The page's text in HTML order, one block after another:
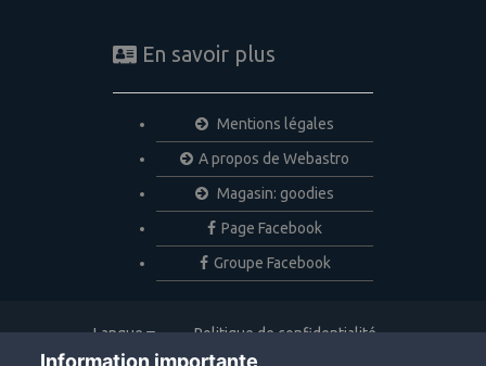
En savoir plus
Mentions légales
A propos de Webastro
Magasin: goodies
Page Facebook
Groupe Facebook
Langue
Politique de confidentialité
Nous contacter
Information importante